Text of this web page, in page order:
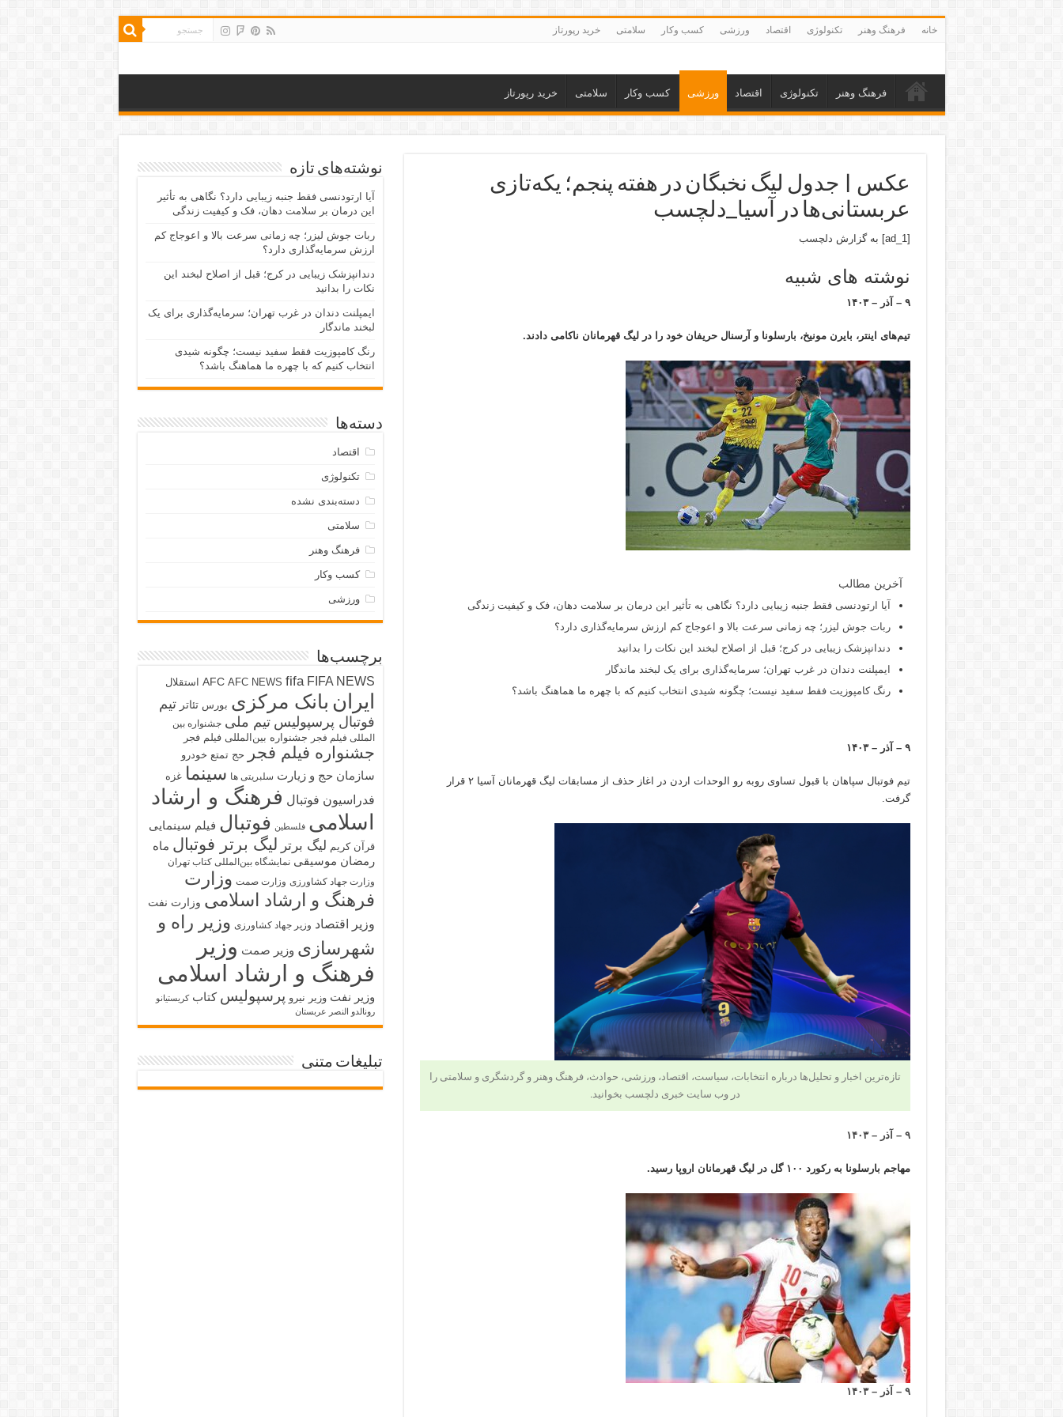
خانه فرهنگ وهنر تکنولوژی اقتصاد ورزشی کسب وکار سلامتی خرید رپورتاز
فرهنگ وهنر تکنولوژی اقتصاد ورزشی کسب وکار سلامتی خرید رپورتاز
عکس | جدول لیگ نخبگان در هفته پنجم؛ یکه‌تازی
عربستانی‌ها در آسیا_دلچسب
[ad_1] به گزارش دلچسب
نوشته های شبیه
۹ – آذر – ۱۴۰۳
تیم‌های اینتر، بایرن مونیخ، بارسلونا و آرسنال حریفان خود را در لیگ قهرمانان ناکامی دادند.
آخرین مطالب
آیا ارتودنسی فقط جنبه زیبایی دارد؟ نگاهی به تأثیر این درمان بر سلامت دهان، فک و کیفیت زندگی
ربات جوش لیزر؛ چه زمانی سرعت بالا و اعوجاج کم ارزش سرمایه‌گذاری دارد؟
دندانپزشک زیبایی در کرج؛ قبل از اصلاح لبخند این نکات را بدانید
ایمپلنت دندان در غرب تهران؛ سرمایه‌گذاری برای یک لبخند ماندگار
رنگ کامپوزیت فقط سفید نیست؛ چگونه شیدی انتخاب کنیم که با چهره ما هماهنگ باشد؟
۹ – آذر – ۱۴۰۳
تیم فوتبال سپاهان با قبول تساوی روبه رو الوحدات اردن در اغاز حذف از مسابقات لیگ قهرمانان آسیا ۲ قرار
گرفت.
تازه‌ترین اخبار و تحلیل‌ها درباره انتخابات، سیاست، اقتصاد، ورزشی، حوادث، فرهنگ وهنر و گردشگری و سلامتی را
در وب سایت خبری دلچسب بخوانید.
۹ – آذر – ۱۴۰۳
مهاجم بارسلونا به رکورد ۱۰۰ گل در لیگ قهرمانان اروپا رسید.
۹ – آذر – ۱۴۰۳
نوشته‌های تازه
آیا ارتودنسی فقط جنبه زیبایی دارد؟ نگاهی به تأثیر
این درمان بر سلامت دهان، فک و کیفیت زندگی
ربات جوش لیزر؛ چه زمانی سرعت بالا و اعوجاج کم
ارزش سرمایه‌گذاری دارد؟
دندانپزشک زیبایی در کرج؛ قبل از اصلاح لبخند این
نکات را بدانید
ایمپلنت دندان در غرب تهران؛ سرمایه‌گذاری برای یک
لبخند ماندگار
رنگ کامپوزیت فقط سفید نیست؛ چگونه شیدی
انتخاب کنیم که با چهره ما هماهنگ باشد؟
دسته‌ها
اقتصاد
تکنولوژی
دسته‌بندی نشده
سلامتی
فرهنگ وهنر
کسب وکار
ورزشی
برچسب‌ها
AFC AFC NEWS fifa FIFA NEWS استقلال
ایران بانک مرکزی بورس تئاتر تیم
فوتبال پرسپولیس تیم ملی جشنواره بین
المللی فیلم فجر جشنواره بین‌المللی فیلم فجر
جشنواره فیلم فجر حج تمتع خودرو
سازمان حج و زیارت سلبریتی ها سینما غزه
فدراسیون فوتبال فرهنگ و ارشاد
اسلامی فلسطین فوتبال فیلم سینمایی
قرآن کریم لیگ برتر لیگ برتر فوتبال ماه
رمضان موسیقی نمایشگاه بین‌المللی کتاب تهران
وزارت جهاد کشاورزی وزارت صمت وزارت
فرهنگ و ارشاد اسلامی وزارت نفت
وزیر اقتصاد وزیر جهاد کشاورزی وزیر راه و
شهرسازی وزیر صمت وزیر
فرهنگ و ارشاد اسلامی
وزیر نفت وزیر نیرو پرسپولیس کتاب کریستیانو
رونالدو النصر عربستان
تبلیغات متنی